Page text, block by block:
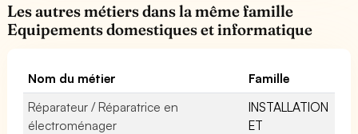
Les autres métiers dans la même famille
Equipements domestiques et informatique
Nom du métier
Famille
Réparateur / Réparatrice en
électroménager
INSTALLATION
ET